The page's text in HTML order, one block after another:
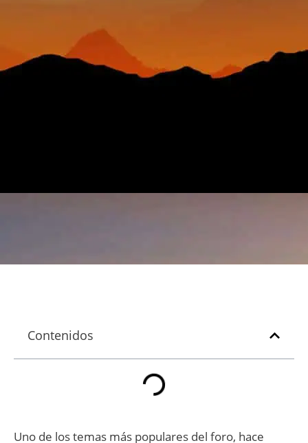
Contenidos
Uno de los temas más populares del foro, hace